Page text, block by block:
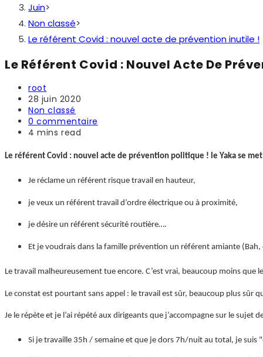
Juin>
Non classé>
Le référent Covid : nouvel acte de prévention inutile !
Le Référent Covid : Nouvel Acte De
Auteur/autrice
de
la
publication :
root
Publication
publiée :
28 juin 2020
Post
category:
Non classé
Commentaires
de
publication :
0 commentaire
Temps
lecture :
4 mins read
Le référent Covid : nouvel acte de prévention politique ! le Yaka se
Je réclame un référent risque travail en hauteur,
je veux un référent travail d’ordre électrique ou à proximité,
je désire un référent sécurité routière….
Et je voudrais dans la famille prévention un référent amiante
Le travail malheureusement tue encore. C’est vrai, beaucoup moins
Le constat est pourtant sans appel : le travail est sûr, beaucoup plus sûr
Je le répète et je l’ai répété aux dirigeants que j’accompagne sur le sujet
Si je travaille 35h / semaine et que je dors 7h/nuit au total, je suis